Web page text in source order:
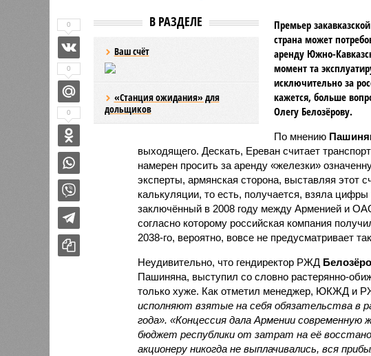
В РАЗДЕЛЕ
Ваш счёт
«Станция ожидания» для
дольщиков
Премьер
страна может
аренду Южно-
момент та
исключительно за
кажется, больше
Олегу Белозёрову.
По мнению
выходящего. Дескать, Ереван считает
намерен просить за аренду «железки»
эксперты, армянская сторона, выставляя этот
калькуляции, то есть, получается, взяла
заключённый в 2008 году между Арменией и
согласно которому российская компания
2038-го, вероятно, вовсе не предусматривает
Неудивительно, что гендиректор РЖД
Пашиняна, выступил со словно растерянно-
только хуже. Как отметил менеджер, ЮКЖД и
исполняют взятые на себя обязательства в
года». «Концессия дала Армении современную
бюджет республики от затрат на её
акционеру никогда не выплачивались, вся
0
0
0